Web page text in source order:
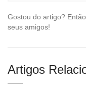
Gostou do artigo?
seus amigos!
Artigos